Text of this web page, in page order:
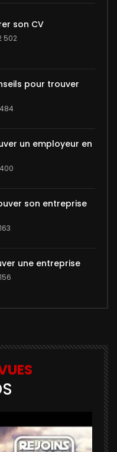
son CV
502
pour trouver
un employeur en
son entreprise
une entreprise